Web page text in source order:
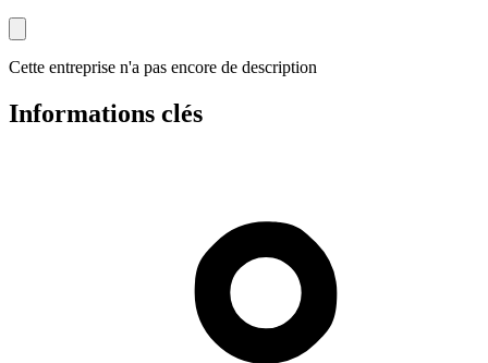
Cette entreprise n'a pas encore de description
Informations clés